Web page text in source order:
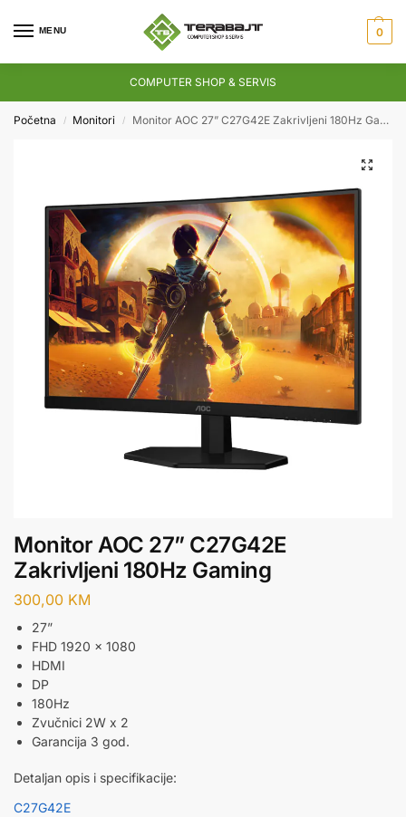
MENU 0
COMPUTER SHOP & SERVIS
Početna / Monitori / Monitor AOC 27” C27G42E Zakrivljeni 180Hz Gaming
Monitor AOC 27” C27G42E
Zakrivljeni 180Hz Gaming
300,00 KM
27”
FHD 1920 x 1080
HDMI
DP
180Hz
Zvučnici 2W x 2
Garancija 3 god.
Detaljan opis i specifikacije:
C27G42E